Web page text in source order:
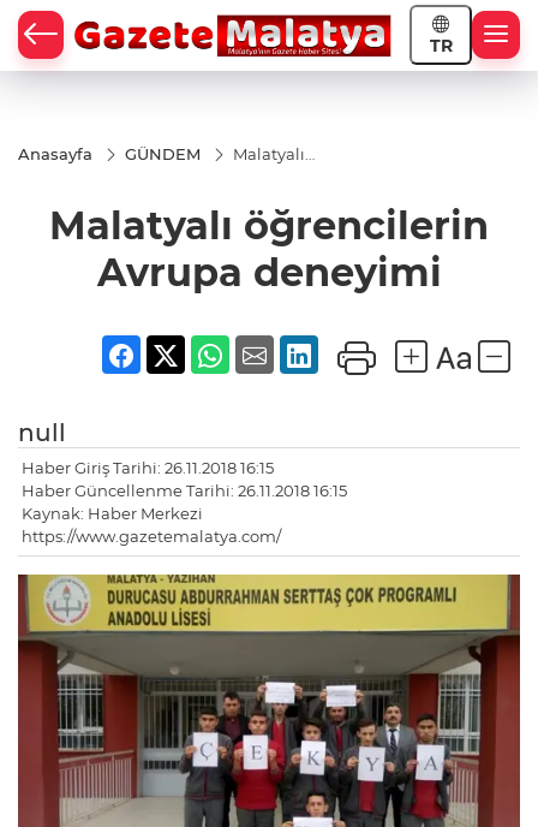
TR
Anasayfa GÜNDEM
Malatyalı
deneyimi
Malatyalı öğrencilerin
Avrupa deneyimi
null
Haber Giriş Tarihi: 26.11.2018 16:15
Haber Güncellenme Tarihi: 26.11.2018 16:15
Kaynak: Haber Merkezi
https://www.gazetemalatya.com/